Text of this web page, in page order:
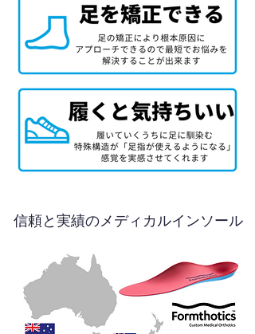
信頼と実績のメディカルインソール